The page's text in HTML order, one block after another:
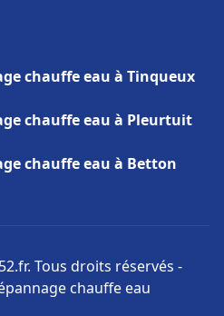
chauffe eau à Tinqueux
chauffe eau à Pleurtuit
chauffe eau à Betton
Tous droits réservés -
chauffe eau